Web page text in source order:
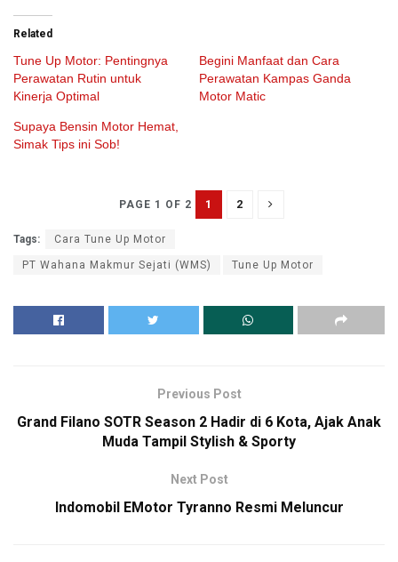
Related
Tune Up Motor: Pentingnya
Perawatan Rutin untuk
Kinerja Optimal
Begini Manfaat dan Cara
Perawatan Kampas Ganda
Motor Matic
Supaya Bensin Motor Hemat,
Simak Tips ini Sob!
PAGE 1 OF 2 1 2
Tags: Cara Tune Up Motor
PT Wahana Makmur Sejati (WMS) Tune Up Motor
Previous Post
Grand Filano SOTR Season 2 Hadir di 6 Kota, Ajak Anak
Muda Tampil Stylish & Sporty
Next Post
Indomobil EMotor Tyranno Resmi Meluncur